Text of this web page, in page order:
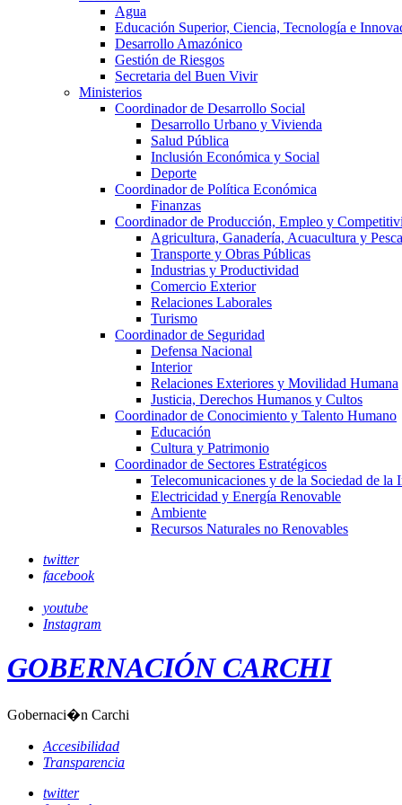
Agua
Educación Superior, Ciencia, Tecnología e
Desarrollo Amazónico
Gestión de Riesgos
Secretaria del Buen Vivir
Ministerios
Coordinador de Desarrollo Social
Desarrollo Urbano y Vivienda
Salud Pública
Inclusión Económica y Social
Deporte
Coordinador de Política Económica
Finanzas
Coordinador de Producción, Empleo y
Agricultura, Ganadería, Acuacultura y Pesca
Transporte y Obras Públicas
Industrias y Productividad
Comercio Exterior
Relaciones Laborales
Turismo
Coordinador de Seguridad
Defensa Nacional
Interior
Relaciones Exteriores y Movilidad Humana
Justicia, Derechos Humanos y Cultos
Coordinador de Conocimiento y Talento Humano
Educación
Cultura y Patrimonio
Coordinador de Sectores Estratégicos
Telecomunicaciones y de la Sociedad de la
Electricidad y Energía Renovable
Ambiente
Recursos Naturales no Renovables
twitter
facebook
youtube
Instagram
GOBERNACIÓN CARCHI
Gobernaci�n Carchi
Accesibilidad
Transparencia
twitter